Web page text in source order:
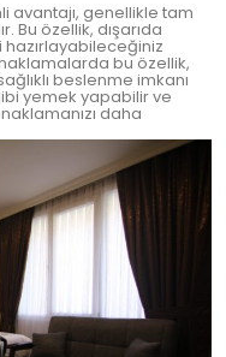
avantajı, genellikle tam
Bu özellik, dışarıda
bu özellik,
beslenme imkanı
yemek yapabilir ve
daha